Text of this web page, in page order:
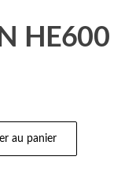
HE600
au panier